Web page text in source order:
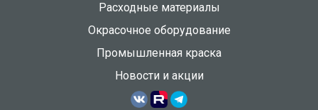
Расходные материалы
Окрасочное оборудование
Промышленная краска
Новости и акции